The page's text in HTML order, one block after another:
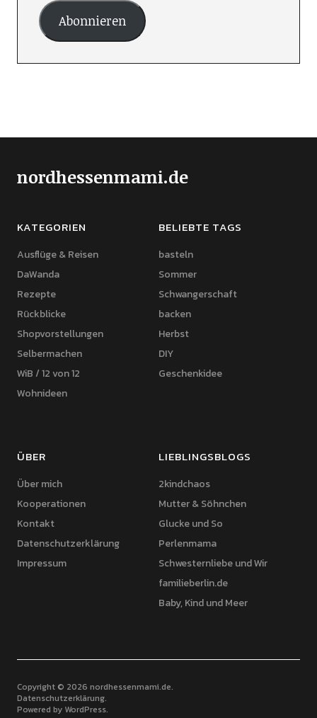
Abonnieren
nordhessenmami.de
KATEGORIEN
Ausflüge & Reisen
DaWanda
Rezepte
Rückblicke
Shopvorstellungen
Selbermachen
WiB / 12 von 12
Wohnideen
BELIEBTE TAGS
basteln
Sommer
Schwangerschaft
backen
Herbst
DIY
Geschenkidee
ÜBER
Über mich
Kooperationen
Kontakt
Datenschutzerklärung
Impressum
LIEBLINGSBLOGS
2kindchaos
Mutter & Söhnchen
Glucke und So
Perlenmama
Schwesternliebe und Wir
familieberlin.de
Baby, Kind und Meer
Copyright © 2026 nordhessenmami.de
Datenschutzerklärung
Powered by WordPress